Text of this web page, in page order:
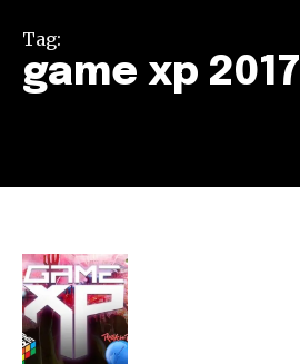
Tag:
game xp 2017